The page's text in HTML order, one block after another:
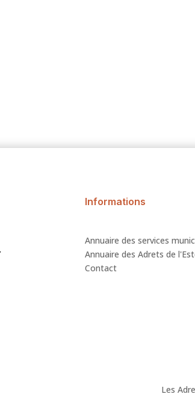
Informations
Annuaire des services
Annuaire des Adrets de
Contact
Les